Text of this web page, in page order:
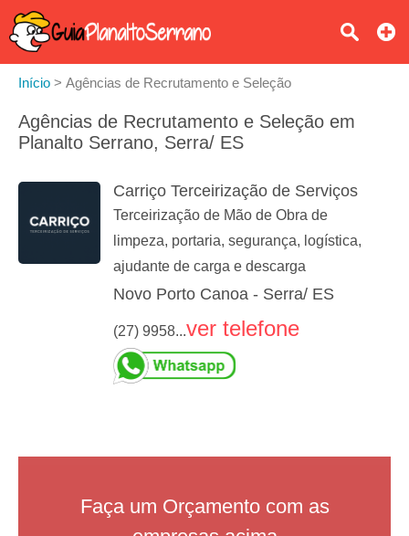
Início > Agências de Recrutamento e Seleção
Agências de Recrutamento e Seleção em
Planalto Serrano, Serra/ ES
Carriço Terceirização de Serviços
Terceirização de Mão de Obra de
limpeza, portaria, segurança, logística,
ajudante de carga e descarga
Novo Porto Canoa - Serra/ ES
(27) 9958...ver telefone
Faça um Orçamento com as